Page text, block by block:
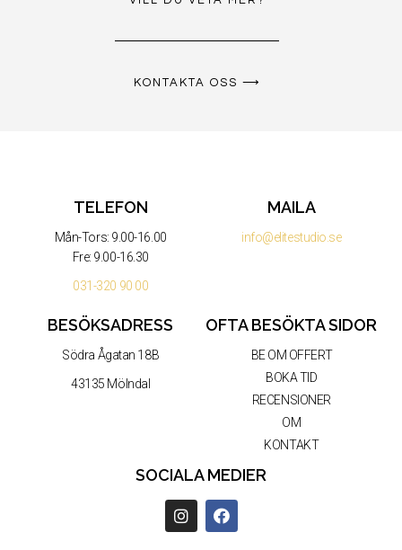
KONTAKTA OSS ⟶
TELEFON
Mån-Tors: 9.00-16.00
Fre: 9.00-16.30
031-320 90 00
MAILA
info@elitestudio.se
BESÖKSADRESS
Södra Ågatan 18B
43135 Mölndal
OFTA BESÖKTA SIDOR
BE OM OFFERT
BOKA TID
RECENSIONER
OM
KONTAKT
SOCIALA MEDIER